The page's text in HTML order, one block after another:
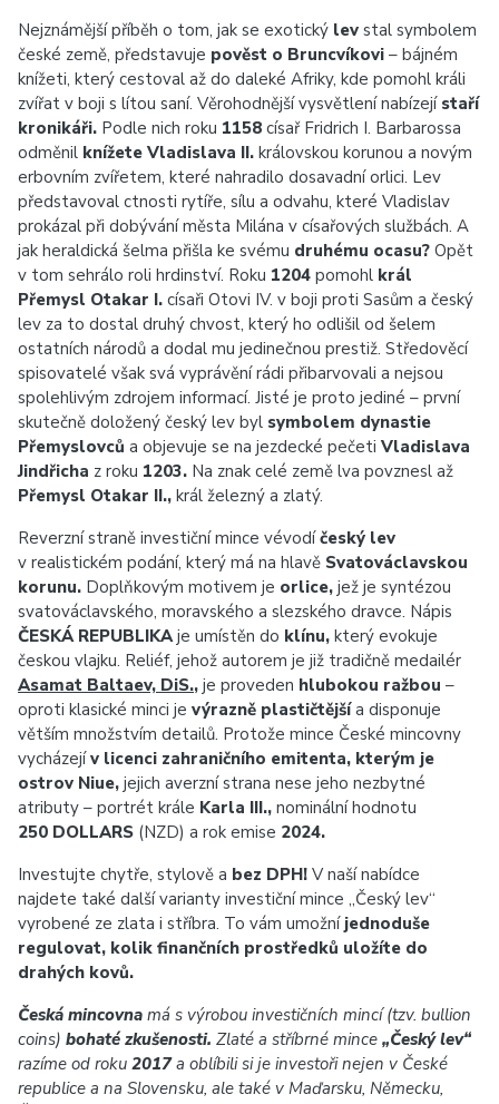
Nejznámější příběh o tom, jak se exotický lev stal symbolem
české země, představuje pověst o Bruncvíkovi – bájném
knížeti, který cestoval až do daleké Afriky, kde pomohl králi
zvířat v boji s lítou saní. Věrohodnější vysvětlení nabízejí staří
kronikáři. Podle nich roku 1158 císař Fridrich I. Barbarossa
odměnil knížete Vladislava II. královskou korunou a novým
erbovním zvířetem, které nahradilo dosavadní orlici. Lev
představoval ctnosti rytíře, sílu a odvahu, které Vladislav
prokázal při dobývání města Milána v císařových službách. A
jak heraldická šelma přišla ke svému druhému ocasu? Opět
v tom sehrálo roli hrdinství. Roku 1204 pomohl král
Přemysl Otakar I. císaři Otovi IV. v boji proti Sasům a český
lev za to dostal druhý chvost, který ho odlišil od šelem
ostatních národů a dodal mu jedinečnou prestiž. Středověcí
spisovatelé však svá vyprávění rádi přibarvovali a nejsou
spolehlivým zdrojem informací. Jisté je proto jediné – první
skutečně doložený český lev byl symbolem dynastie
Přemyslovců a objevuje se na jezdecké pečeti Vladislava
Jindřicha z roku 1203. Na znak celé země lva povznesl až
Přemysl Otakar II., král železný a zlatý.
Reverzní straně investiční mince vévodíčeský lev
v realistickém podání, který má na hlavě Svatováclavskou
korunu. Doplňkovým motivem je orlice, jež je syntézou
svatováclavského, moravského a slezského dravce. Nápis
ČESKÁ REPUBLIKAje umístěn do klínu, který evokuje
českou vlajku. Reliéf, jehož autorem je již tradičně medailér
Asamat Baltaev, DiS., je proveden hlubokou ražbou –
oproti klasické minci je výrazně plastičtějšía disponuje
větším množstvím detailů. Protože mince České mincovny
vycházejív licenci zahraničního emitenta, kterým je
ostrov Niue, jejich averzní strana nese jeho nezbytné
atributy – portrét krále Karla III., nominální hodnotu
250 DOLLARS (NZD) a rok emise 2024.
Investujte chytře, stylově a bez DPH! V naší nabídce
najdete také další varianty investiční mince „Český lev“
vyrobené ze zlata i stříbra. To vám umožní jednoduše
regulovat, kolik finančních prostředků uložíte do
drahých kovů.
Česká mincovna má s výrobou investičních mincí (tzv. bullion
coins) bohaté zkušenosti. Zlaté a stříbrné mince „Český lev“
razíme od roku 2017a oblíbili si je investoři nejen v České
republice a na Slovensku, ale také v Maďarsku, Německu,